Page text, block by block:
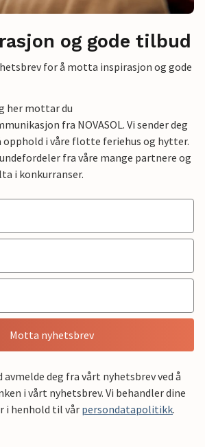
og gode tilbud
for å motta inspirasjon og gode
her mottar du
fra NOVASOL. Vi sender deg
opphold i våre flotte feriehus og hytter.
fra våre mange partnere og
i konkurranser.
Motta nyhetsbrev
deg fra vårt nyhetsbrev ved å
i vårt nyhetsbrev. Vi behandler dine
i henhold til vår persondatapolitikk.